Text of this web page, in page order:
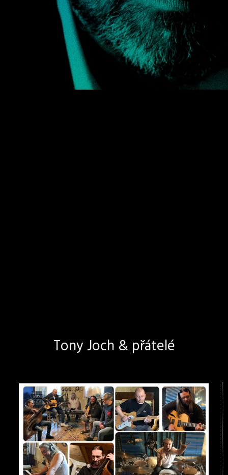
Tony Joch & přátelé